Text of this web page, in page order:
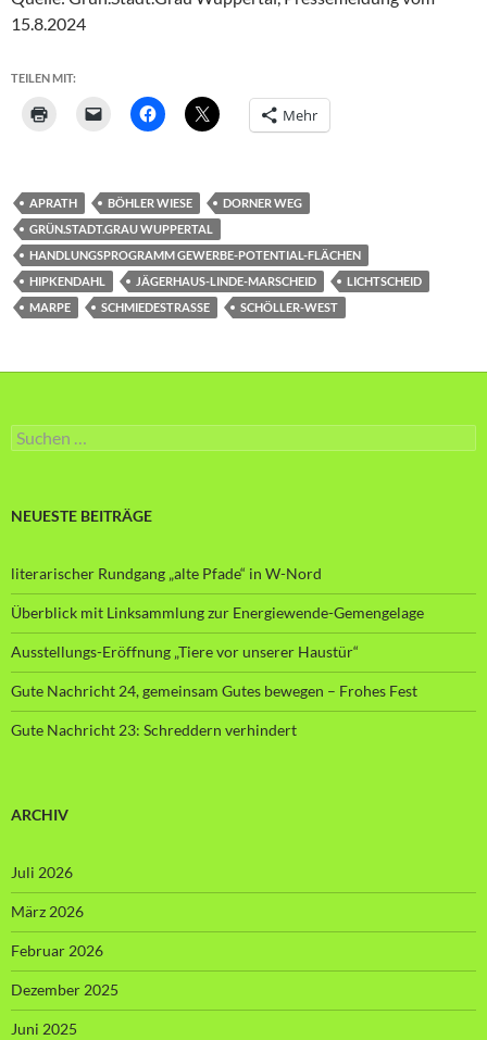
15.8.2024
TEILEN MIT:
Mehr
APRATH BÖHLER WIESE
DORNER WEG
GRÜN.STADT.GRAU WUPPERTAL
HANDLUNGSPROGRAMM GEWERBE-POTENTIAL-FLÄCHEN
HIPKENDAHL
JÄGERHAUS-LINDE-MARSCHEID
LICHTSCHEID
MARPE
SCHMIEDESTRASSE SCHÖLLER-WEST
Suche
nach:
NEUESTE BEITRÄGE
literarischer Rundgang „alte Pfade“ in W-Nord
Überblick mit Linksammlung zur Energiewende-Gemengelage
Ausstellungs-Eröffnung „Tiere vor unserer Haustür“
Gute Nachricht 24, gemeinsam Gutes bewegen – Frohes Fest
Gute Nachricht 23: Schreddern verhindert
ARCHIV
Juli 2026
März 2026
Februar 2026
Dezember 2025
Juni 2025